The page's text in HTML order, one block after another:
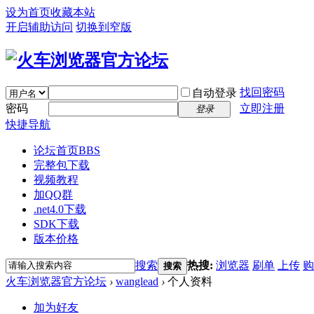
设为首页收藏本站
开启辅助访问 切换到窄版
自动登录 找回密码
密码
登录
立即注册
快捷导航
论坛首页BBS
完整包下载
视频教程
加QQ群
.net4.0下载
SDK下载
版本价格
搜索 搜索 热搜: 浏览器 刷单 上传
火车浏览器官方论坛 › wanglead › 个人资料
加为好友